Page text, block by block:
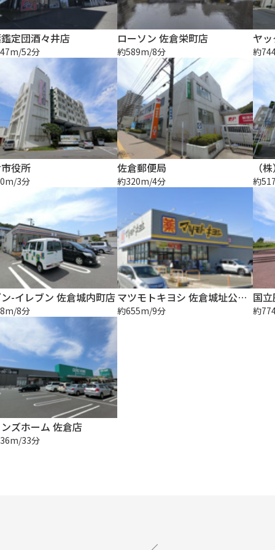
定団酒々井店
52分
ローソン 佐倉栄町店
約589m/8分
ヤ
約
役所
3分
佐倉郵便局
約320m/4分
（
約
-イレブン 佐倉城内町店
8分
マツモトキヨシ 佐倉城址公園前店
約655m/9分
国
約
ズホーム 佐倉店
33分